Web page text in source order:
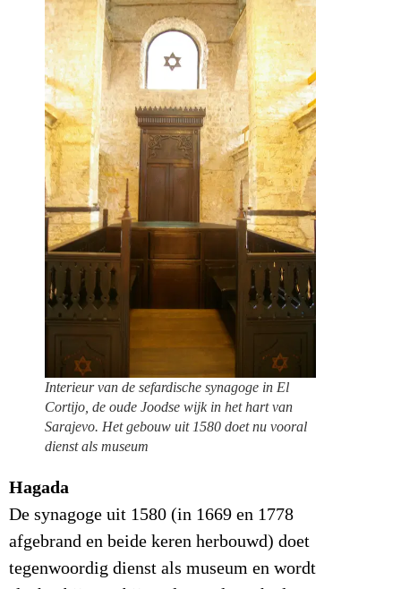
Interieur van de sefardische synagoge in El
Cortijo, de oude Joodse wijk in het hart van
Sarajevo. Het gebouw uit 1580 doet nu vooral
dienst als museum
Hagada
De synagoge uit 1580 (in 1669 en 1778
afgebrand en beide keren herbouwd) doet
tegenwoordig dienst als museum en wordt